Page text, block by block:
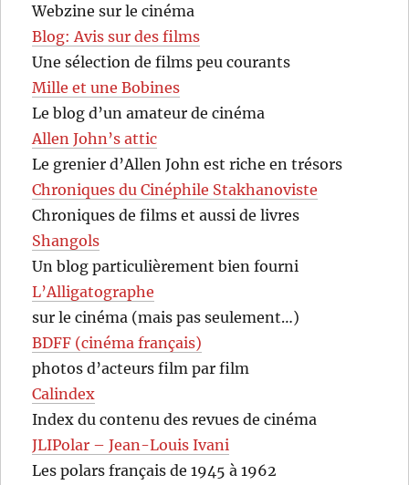
Webzine sur le cinéma
Blog: Avis sur des films
Une sélection de films peu courants
Mille et une Bobines
Le blog d’un amateur de cinéma
Allen John’s attic
Le grenier d’Allen John est riche en trésors
Chroniques du Cinéphile Stakhanoviste
Chroniques de films et aussi de livres
Shangols
Un blog particulièrement bien fourni
L’Alligatographe
sur le cinéma (mais pas seulement…)
BDFF (cinéma français)
photos d’acteurs film par film
Calindex
Index du contenu des revues de cinéma
JLIPolar – Jean-Louis Ivani
Les polars français de 1945 à 1962